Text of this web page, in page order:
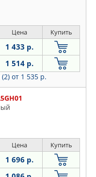
Цена Купить
1 433 р.
1 514 р.
от 1 535 р.
Цена Купить
1 696 р.